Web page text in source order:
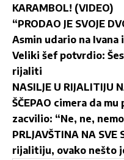
KARAMBOL! (VIDEO)
“PRODAO JE SVOJE
Asmin udario na
Veliki šef potvrdio:
rijaliti
NASILJE U RIJALITIJU
ŠČEPAO cimera da
zacvilio: “Ne, ne,
PRLJAVŠTINA NA SVE
rijalitiju, ovako nešto